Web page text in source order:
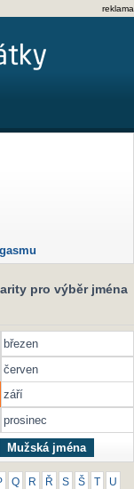
reklama
pro výběr jména
březen
červen
září
prosinec
Mužská jména
Q R Ř S Š U